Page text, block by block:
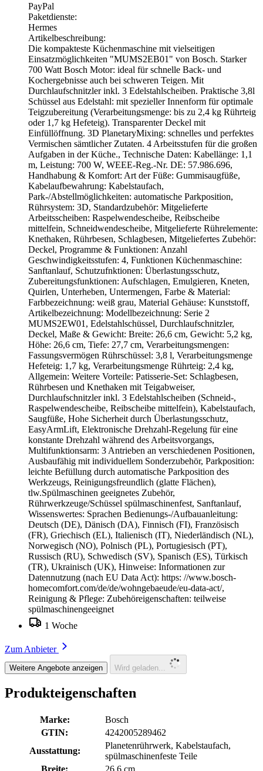
PayPal
Paketdienste:
Hermes
Artikelbeschreibung:
Die kompakteste Küchenmaschine mit vielseitigen
Einsatzmöglichkeiten "MUMS2EB01" von Bosch. Starker
700 Watt Bosch Motor: ideal für schnelle Back- und
Kochergebnisse auch bei schweren Teigen. Mit
Durchlaufschnitzler inkl. 3 Edelstahlscheiben. Praktische 3,8l
Schüssel aus Edelstahl: mit spezieller Innenform für optimale
Teigzubereitung (Verarbeitungsmenge: bis zu 2,4 kg Rührteig
oder 1,7 kg Hefeteig). Transparenter Deckel mit
Einfüllöffnung. 3D PlanetaryMixing: schnelles und perfektes
Vermischen sämtlicher Zutaten. 4 Arbeitsstufen für die großen
Aufgaben in der Küche., Technische Daten: Kabellänge: 1,1
m, Leistung: 700 W, WEEE-Reg.-Nr. DE: 57.986.696,
Handhabung & Komfort: Art der Füße: Gummisaugfüße,
Kabelaufbewahrung: Kabelstaufach,
Park-/Abstellmöglichkeiten: automatische Parkposition,
Rührsystem: 3D, Standardzubehör: Mitgelieferte
Arbeitsscheiben: Raspelwendescheibe, Reibscheibe
mittelfein, Schneidwendescheibe, Mitgelieferte Rührelemente:
Knethaken, Rührbesen, Schlagbesen, Mitgeliefertes Zubehör:
Deckel, Programme & Funktionen: Anzahl
Geschwindigkeitsstufen: 4, Funktionen Küchenmaschine:
Sanftanlauf, Schutzufnktionen: Überlastungsschutz,
Zubereitungsfunktionen: Aufschlagen, Emulgieren, Kneten,
Quirlen, Unterheben, Untermengen, Farbe & Material:
Farbbezeichnung: weiß grau, Material Gehäuse: Kunststoff,
Artikelbezeichnung: Modellbezeichnung: Serie 2
MUMS2EW01, Edelstahlschüssel, Durchlaufschnitzler,
Deckel, Maße & Gewicht: Breite: 26,6 cm, Gewicht: 5,2 kg,
Höhe: 26,6 cm, Tiefe: 27,7 cm, Verarbeitungsmengen:
Fassungsvermögen Rührschüssel: 3,8 l, Verarbeitungsmenge
Hefeteig: 1,7 kg, Verarbeitungsmenge Rührteig: 2,4 kg,
Allgemein: Weitere Vorteile: Patisserie-Set: Schlagbesen,
Rührbesen und Knethaken mit Teigabweiser,
Durchlaufschnitzler inkl. 3 Edelstahlscheiben (Schneid-,
Raspelwendescheibe, Reibscheibe mittelfein), Kabelstaufach,
Saugfüße, Hohe Sicherheit durch Überlastungsschutz,
EasyArmLift, Elektronische Drehzahl-Regelung für eine
konstante Drehzahl während des Arbeitsvorgangs,
Multifunktionsarm: 3 Antrieben an verschiedenen Positionen,
Ausbaufähig mit individuellem Sonderzubehör, Parkposition:
leichte Befüllung durch automatische Parkposition des
Werkzeugs, Reinigungsfreundlich (glatte Flächen),
tlw.Spülmaschinen geeignetes Zubehör,
Rührwerkzeuge/Schüssel spülmaschinenfest, Sanftanlauf,
Wissenswertes: Sprachen Bedienungs-/Aufbauanleitung:
Deutsch (DE), Dänisch (DA), Finnisch (FI), Französisch
(FR), Griechisch (EL), Italienisch (IT), Niederländisch (NL),
Norwegisch (NO), Polnisch (PL), Portugiesisch (PT),
Russisch (RU), Schwedisch (SV), Spanisch (ES), Türkisch
(TR), Ukrainisch (UK), Hinweise: Informationen zur
Datennutzung (nach EU Data Act): https: //www.bosch-
homecomfort.com/de/de/wohngebaeude/eu-data-act/,
Reinigung & Pflege: Zubehöreigenschaften: teilweise
spülmaschinengeeignet
1 Woche
Zum Anbieter
Weitere Angebote anzeigen Wird geladen...
Produkteigenschaften
Marke:
Bosch
GTIN:
4242005289462
Ausstattung:
Planetenrührwerk, Kabelstaufach,
spülmaschinenfeste Teile